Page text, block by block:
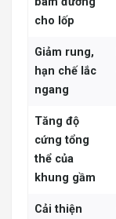
cho lốp
Giảm rung,
hạn chế lắc
ngang
Tăng độ
cứng tổng
thể của
khung gầm
Cải thiện